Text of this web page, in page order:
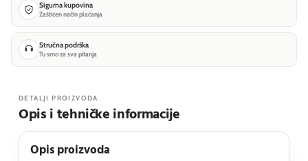
Sigurna kupovina
Zaštićen način plaćanja
Stručna podrška
Tu smo za sva pitanja
DETALJI PROIZVODA
Opis i tehničke informacije
Opis proizvoda